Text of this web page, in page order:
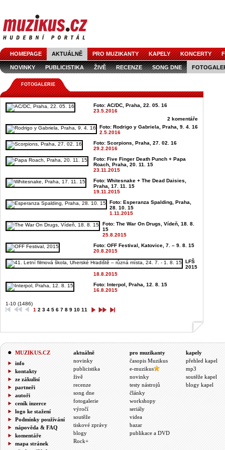
HOMEPAGE AKTUÁLNĚ PRO MUZIKANTY KAPELY KONCERTY
NOVINKY PUBLICISTIKA ŽIVĚ RECENZE SONG DNE
FOTOGALERIE
Foto: AC/DC, Praha, 22. 05. 16
23.5.2016
2 komentáře
Foto: Rodrigo y Gabriela, Praha, 9. 4. 16
2.5.2016
Foto: Scorpions, Praha, 27. 02. 16
29.2.2016
Foto: Five Finger Death Punch + Papa
Roach, Praha, 20. 11. 15
23.11.2015
Foto: Whitesnake + The Dead Daisies,
Praha, 17. 11. 15
19.11.2015
Foto: Esperanza Spalding, Praha,
28. 10. 15
1.11.2015
Foto: The War On Drugs, Vídeň, 18. 8.
15
25.8.2015
Foto: OFF Festival, Katovice, 7. – 9. 8. 15
20.8.2015
LFŠ
2015
18.8.2015
Foto: Interpol, Praha, 12. 8. 15
16.8.2015
1-10 (1486)
1 2 3 4 5 6 7 8 9 10 11
MUZIKUS.CZ
info
kontakty
ze zákulisí
partneři
autoři
ceník inzerce
logo ke stažení
Podmínky používání
nápověda & FAQ
komentáře
mapa stránek
aktuálně
novinky
publicistika
živě
recenze
song dne
fotogalerie
výročí
soutěže
tiskové zprávy
blogy
Rock+
pro muzikanty
časopis Muzikus
e-muzikus
novinky
testy nástrojů
články
workshopy
seriály
videa
bazar
publikace a DVD
kapely
přehled kapel
mp3
soutěže kapel
blogy kapel